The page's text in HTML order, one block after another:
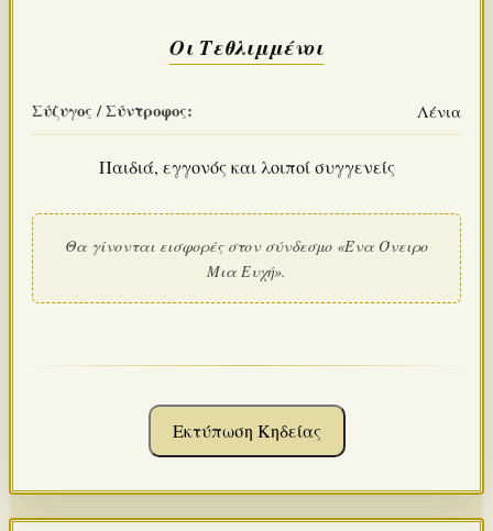
Οι Τεθλιμμένοι
Σύζυγος / Σύντροφος: Λένια
Παιδιά, εγγονός και λοιποί συγγενείς
Θα γίνονται εισφορές στον σύνδεσμο «Ένα Όνειρο
Μια Ευχή».
Εκτύπωση Κηδείας